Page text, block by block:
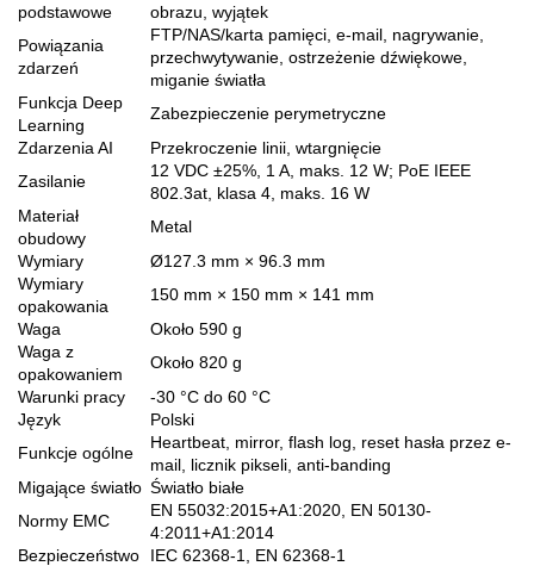
podstawowe
obrazu, wyjątek
Powiązania
zdarzeń
FTP/NAS/karta pamięci, e-mail, nagrywanie,
przechwytywanie, ostrzeżenie dźwiękowe,
miganie światła
Funkcja Deep
Learning
Zabezpieczenie perymetryczne
Zdarzenia AI
Przekroczenie linii, wtargnięcie
Zasilanie
12 VDC ±25%, 1 A, maks. 12 W; PoE IEEE
802.3at, klasa 4, maks. 16 W
Materiał
obudowy
Metal
Wymiary
Ø127.3 mm × 96.3 mm
Wymiary
opakowania
150 mm × 150 mm × 141 mm
Waga
Około 590 g
Waga z
opakowaniem
Około 820 g
Warunki pracy
-30 °C do 60 °C
Język
Polski
Funkcje ogólne
Heartbeat, mirror, flash log, reset hasła przez e-
mail, licznik pikseli, anti-banding
Migające światło Światło białe
Normy EMC
EN 55032:2015+A1:2020, EN 50130-
4:2011+A1:2014
Bezpieczeństwo
IEC 62368-1, EN 62368-1